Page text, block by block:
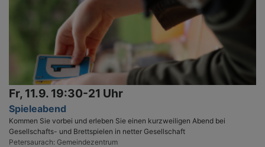
Fr, 11.9. 19:30-21 Uhr
Spieleabend
Kommen Sie vorbei und erleben Sie einen kurzweiligen Abend bei
Gesellschafts- und Brettspielen in netter Gesellschaft
Petersaurach Gemeindezentrum